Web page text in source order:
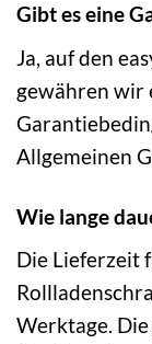
Gibt es eine
Ja, auf den
gewähren wir
Allgemeinen
Wie lange
Die Lieferzeit
Werktage.